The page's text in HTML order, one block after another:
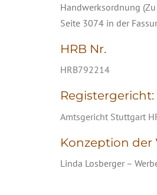
Handwerksordnung
Seite 3074 in der
HRB Nr.
HRB792214
Registergericht:
Amtsgericht Stuttgart
Konzeption der
Linda Losberger –